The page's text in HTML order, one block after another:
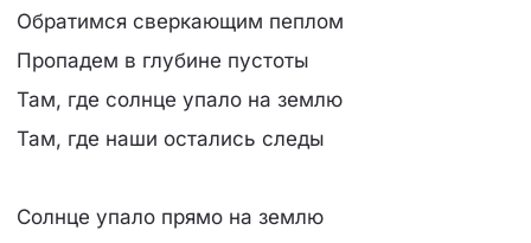
Обратимся сверкающим пеплом
Пропадем в глубине пустоты
Там, где солнце упало на землю
Там, где наши остались следы
Солнце упало прямо на землю